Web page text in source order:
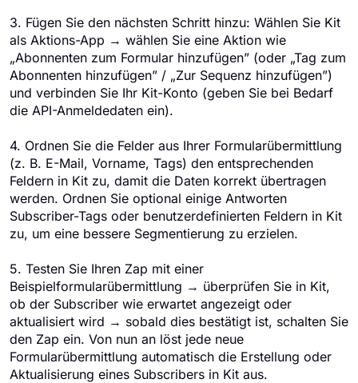
3. Fügen Sie den nächsten Schritt hinzu: Wählen Sie Kit
als Aktions-App → wählen Sie eine Aktion wie
„Abonnenten zum Formular hinzufügen” (oder „Tag zum
Abonnenten hinzufügen” / „Zur Sequenz hinzufügen”)
und verbinden Sie Ihr Kit-Konto (geben Sie bei Bedarf
die API-Anmeldedaten ein).
4. Ordnen Sie die Felder aus Ihrer Formularübermittlung
(z. B. E-Mail, Vorname, Tags) den entsprechenden
Feldern in Kit zu, damit die Daten korrekt übertragen
werden. Ordnen Sie optional einige Antworten
Subscriber-Tags oder benutzerdefinierten Feldern in Kit
zu, um eine bessere Segmentierung zu erzielen.
5. Testen Sie Ihren Zap mit einer
Beispielformularübermittlung → überprüfen Sie in Kit,
ob der Subscriber wie erwartet angezeigt oder
aktualisiert wird → sobald dies bestätigt ist, schalten Sie
den Zap ein. Von nun an löst jede neue
Formularübermittlung automatisch die Erstellung oder
Aktualisierung eines Subscribers in Kit aus.